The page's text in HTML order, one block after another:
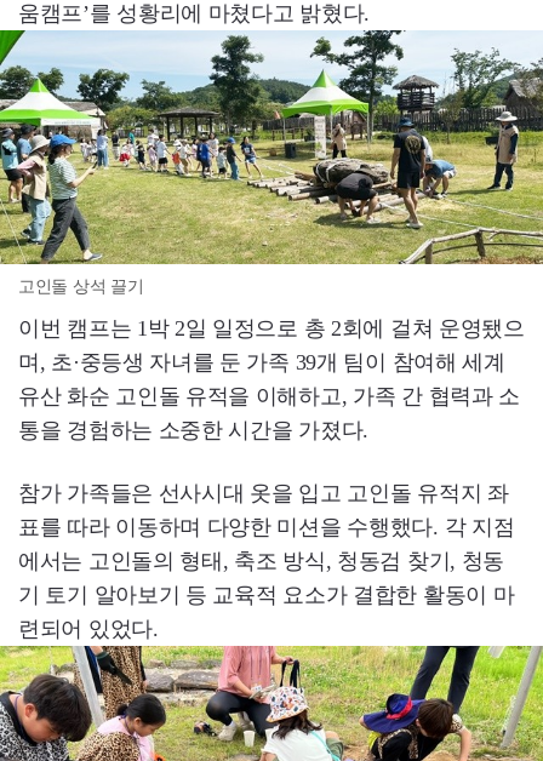
움캠프’를 성황리에 마쳤다고 밝혔다.
고인돌 상석 끌기
이번 캠프는 1박 2일 일정으로 총 2회에 걸쳐 운영됐으
며, 초·중등생 자녀를 둔 가족 39개 팀이 참여해 세계
유산 화순 고인돌 유적을 이해하고, 가족 간 협력과 소
통을 경험하는 소중한 시간을 가졌다.
참가 가족들은 선사시대 옷을 입고 고인돌 유적지 좌
표를 따라 이동하며 다양한 미션을 수행했다. 각 지점
에서는 고인돌의 형태, 축조 방식, 청동검 찾기, 청동
기 토기 알아보기 등 교육적 요소가 결합한 활동이 마
련되어 있었다.